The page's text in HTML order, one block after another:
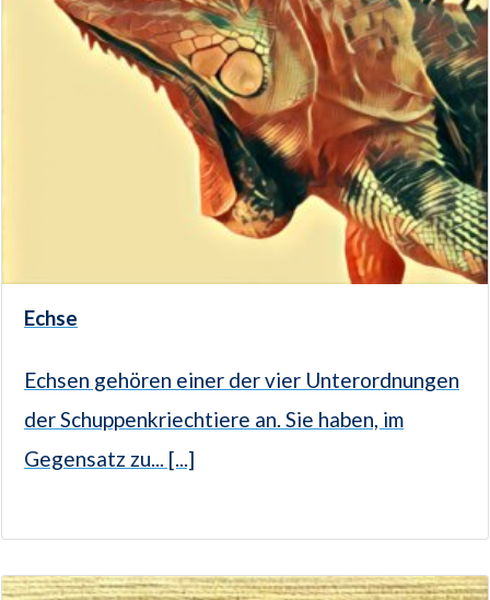
Echse
Echsen gehören einer der vier Unterordnungen
der Schuppenkriechtiere an. Sie haben, im
Gegensatz zu... [...]